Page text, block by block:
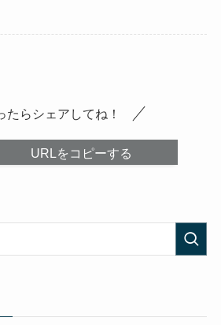
たらシェアしてね！
URLをコピーする